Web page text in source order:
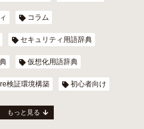
コラム
セキュリティ用語辞典
仮想化用語辞典
検証環境構築 初心者向け
もっと見る